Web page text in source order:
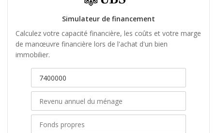
Simulateur de financement
Calculez votre capacité financière, les coûts et votre marge
de manœuvre financière lors de l'achat d'un bien
immobilier.